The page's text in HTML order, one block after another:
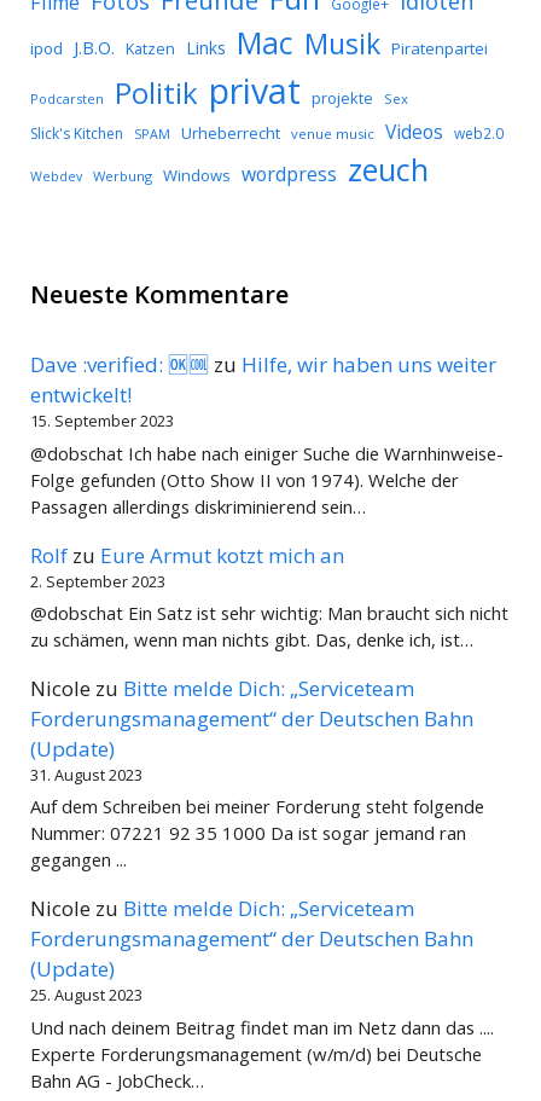
Google+
ipod J.B.O. Katzen Links Mac Musik Piratenpartei
Podcarsten Politik privat projekte Sex
Slick's Kitchen SPAM Urheberrecht venue music Videos web2.0
Webdev Werbung Windows wordpress zeuch
Neueste Kommentare
Dave :verified: 🆗🆒 zu Hilfe, wir haben uns weiter
entwickelt!
15. September 2023
@dobschat Ich habe nach einiger Suche die Warnhinweise-
Folge gefunden (Otto Show II von 1974). Welche der
Passagen allerdings diskriminierend sein…
Rolf zu Eure Armut kotzt mich an
2. September 2023
@dobschat Ein Satz ist sehr wichtig: Man braucht sich nicht
zu schämen, wenn man nichts gibt. Das, denke ich, ist…
Nicole zu Bitte melde Dich: „Serviceteam
Forderungsmanagement“ der Deutschen Bahn
(Update)
31. August 2023
Auf dem Schreiben bei meiner Forderung steht folgende
Nummer: 07221 92 35 1000 Da ist sogar jemand ran
gegangen ...
Nicole zu Bitte melde Dich: „Serviceteam
Forderungsmanagement“ der Deutschen Bahn
(Update)
25. August 2023
Und nach deinem Beitrag findet man im Netz dann das ....
Experte Forderungsmanagement (w/m/d) bei Deutsche
Bahn AG - JobCheck…